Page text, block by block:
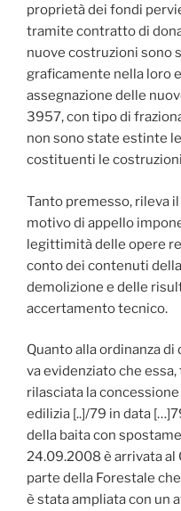
proprietà dei fondi
tramite contratto di
nuove costruzioni sono
graficamente nella loro
assegnazione delle
3957, con tipo di
non sono state estinte
costituenti le
Tanto premesso, rileva
motivo di appello
legittimità delle opere
conto dei contenuti
demolizione e delle
accertamento tecnico.
Quanto alla ordinanza
va evidenziato che essa,
rilasciata la
edilizia [..]/79 in data
della baita con
24.09.2008 è arrivata al
parte della Forestale
è stata ampliata con un